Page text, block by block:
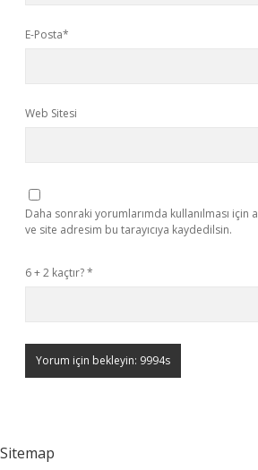
E-Posta*
Web Sitesi
Daha sonraki yorumlarımda kullanılması için
ve site adresim bu tarayıcıya kaydedilsin.
6 + 2 kaçtır?*
Sitemap